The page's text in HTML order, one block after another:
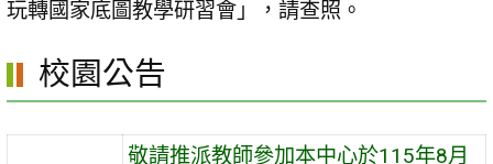
區玩轉國家底圖教學研習會」，請查照。
校園公告
敬請推派教師參加本中心於115年8月